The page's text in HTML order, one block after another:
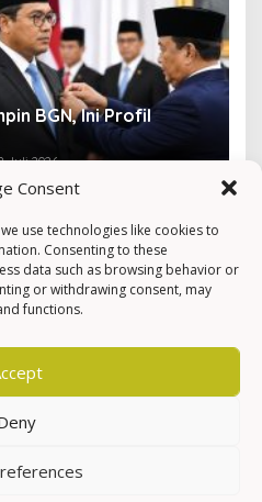
Consent
use technologies like cookies to
Consenting to these
data such as browsing behavior or
or withdrawing consent, may
functions.
BGN, Ini Profil
Juli 2026 Di
Policy & Terms of Service